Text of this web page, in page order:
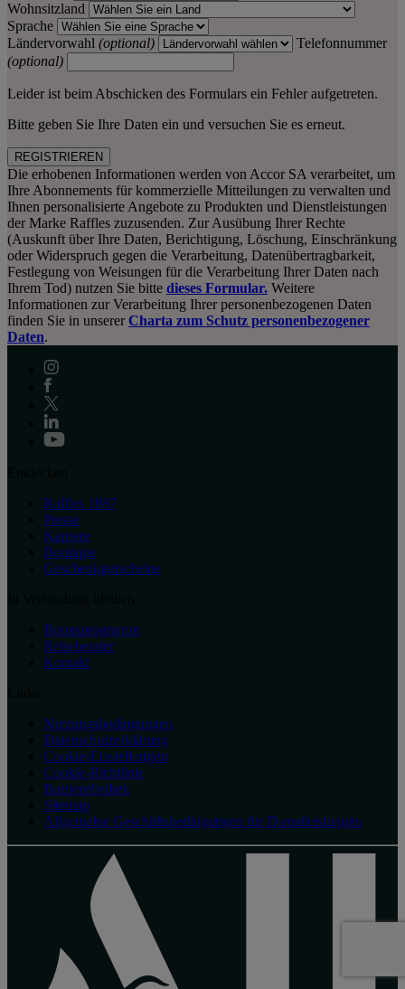
Wohnsitzland
Sprache
Ländervorwahl (optional)
Telefonnummer
(optional)
Leider ist beim Abschicken des Formulars ein Fehler aufgetreten.
Bitte geben Sie Ihre Daten ein und versuchen Sie es erneut.
REGISTRIEREN
Die erhobenen Informationen werden von Accor SA verarbeitet, um
Ihre Abonnements für kommerzielle Mitteilungen zu verwalten und
Ihnen personalisierte Angebote zu Produkten und Dienstleistungen
der Marke Raffles zuzusenden. Zur Ausübung Ihrer Rechte
(Auskunft über Ihre Daten, Berichtigung, Löschung, Einschränkung
oder Widerspruch gegen die Verarbeitung, Datenübertragbarkeit,
Festlegung von Weisungen für die Verarbeitung Ihrer Daten nach
Ihrem Tod) nutzen Sie bitte dieses Formular. Weitere
Informationen zur Verarbeitung Ihrer personenbezogenen Daten
finden Sie in unserer Charta zum Schutz personenbezogener
Daten.
Raffles 1887
Presse
Karriere
Boutique
Geschenkgutscheine
Bonusprogramm
Reiseberater
Kontakt
Nutzungsbedingungen
Datenschutzerklärung
Cookie-Einstellungen
Cookie-Richtlinie
Barrierefreiheit
Sitemap
Allgemeine Geschäftsbedingungen für Dienstleistungen